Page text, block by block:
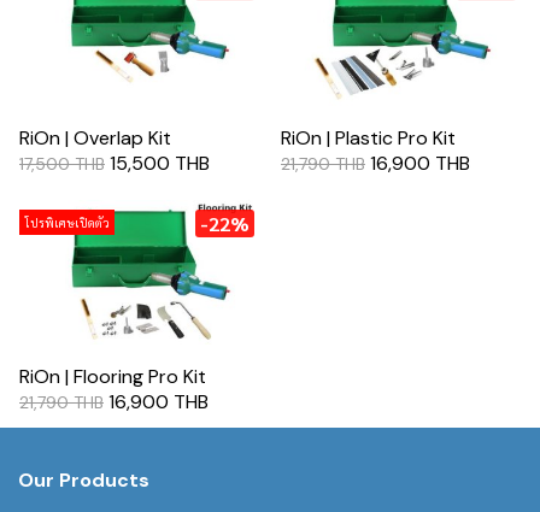
RiOn | Overlap Kit
17,500 THB 15,500 THB
RiOn | Plastic Pro Kit
21,790 THB 16,900 THB
โปรพิเศษเปิดตัว -22%
RiOn | Flooring Pro Kit
21,790 THB 16,900 THB
Our Products